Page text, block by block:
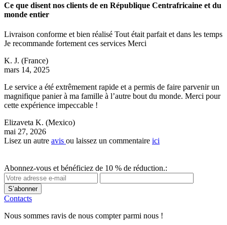
Ce que disent nos clients de en République Centrafricaine et du
monde entier
Livraison conforme et bien réalisé Tout était parfait et dans les temps
Je recommande fortement ces services Merci
K. J. (France)
mars 14, 2025
Le service a été extrêmement rapide et a permis de faire parvenir un
magnifique panier à ma famille à l’autre bout du monde. Merci pour
cette expérience impeccable !
Elizaveta K. (Mexico)
mai 27, 2026
Lisez un autre avis ou laissez un commentaire ici
Abonnez-vous et bénéficiez de 10 % de réduction.:
S’abonner
Contacts
Nous sommes ravis de nous compter parmi nous !